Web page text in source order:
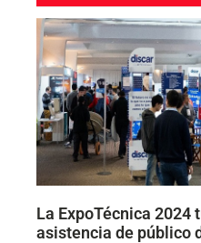
La ExpoTécnica 2024
asistencia de público